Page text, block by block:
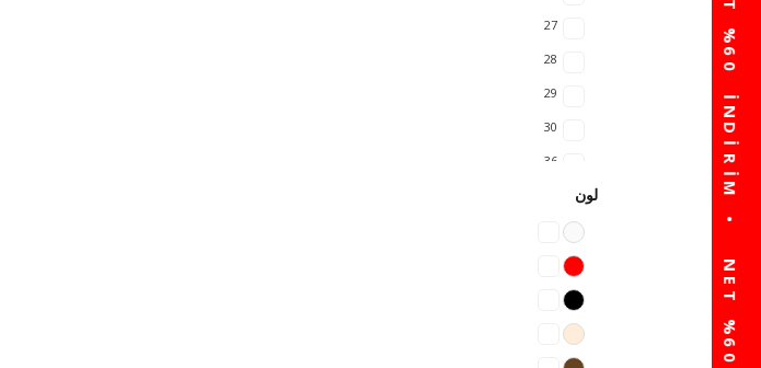
27
28
29
30
36
لون